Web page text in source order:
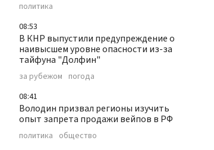
политика
08:53
В КНР выпустили предупреждение о
наивысшем уровне опасности из-за
тайфуна "Долфин"
за рубежом погода
08:41
Володин призвал регионы изучить
опыт запрета продажи вейпов в РФ
политика общество